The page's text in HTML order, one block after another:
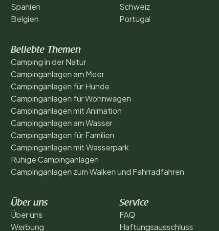
Spanien
Belgien
Schweiz
Portugal
Beliebte Themen
Camping in der Natur
Campinganlagen am Meer
Campinganlagen für Hunde
Campinganlagen für Wohnwagen
Campinganlagen mit Animation
Campinganlagen am Wasser
Campinganlagen für Familien
Campinganlagen mit Wasserpark
Ruhige Campinganlagen
Campinganlagen zum Walken und Fahrradfahren
Über uns
Über uns
Werbung
Service
FAQ
Haftungsausschluss